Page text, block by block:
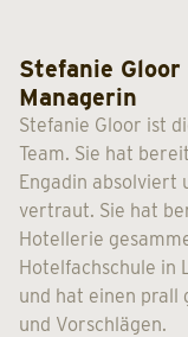
Stefanie
Managerin
Stefanie Gloor ist
Team. Sie hat
Engadin absolviert
vertraut. Sie hat
Hotellerie
Hotelfachschule in
und hat einen prall
und Vorschlägen.